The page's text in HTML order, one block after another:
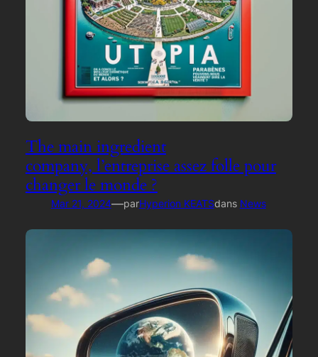
The main ingredient
company, l’entreprise assez folle pour
changer le monde ?
Mar 21, 2024—parHyperion KEATSdans News